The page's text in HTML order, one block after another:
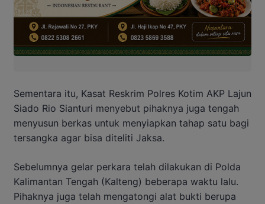
Sementara itu, Kasat Reskrim Polres Kotim AKP Lajun
Siado Rio Sianturi menyebut pihaknya juga tengah
menyusun berkas untuk menyiapkan tahap satu bagi
tersangka agar bisa diteliti Jaksa.
Sebelumnya gelar perkara telah dilakukan di Polda
Kalimantan Tengah (Kalteng) beberapa waktu lalu.
Pihaknya juga telah mengatongi alat bukti berupa